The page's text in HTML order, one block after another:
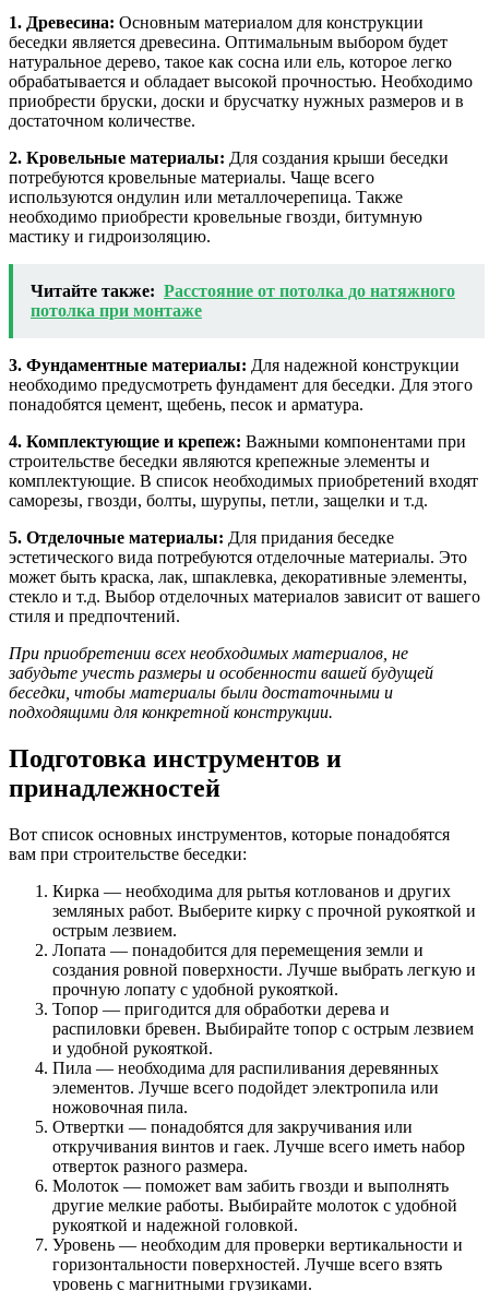
1. Древесина: Основным материалом для конструкции
беседки является древесина. Оптимальным выбором будет
натуральное дерево, такое как сосна или ель, которое легко
обрабатывается и обладает высокой прочностью. Необходимо
приобрести бруски, доски и брусчатку нужных размеров и в
достаточном количестве.
2. Кровельные материалы: Для создания крыши беседки
потребуются кровельные материалы. Чаще всего
используются ондулин или металлочерепица. Также
необходимо приобрести кровельные гвозди, битумную
мастику и гидроизоляцию.
Читайте также: Расстояние от потолка до натяжного
потолка при монтаже
3. Фундаментные материалы: Для надежной конструкции
необходимо предусмотреть фундамент для беседки. Для этого
понадобятся цемент, щебень, песок и арматура.
4. Комплектующие и крепеж: Важными компонентами при
строительстве беседки являются крепежные элементы и
комплектующие. В список необходимых приобретений входят
саморезы, гвозди, болты, шурупы, петли, защелки и т.д.
5. Отделочные материалы: Для придания беседке
эстетического вида потребуются отделочные материалы. Это
может быть краска, лак, шпаклевка, декоративные элементы,
стекло и т.д. Выбор отделочных материалов зависит от вашего
стиля и предпочтений.
При приобретении всех необходимых материалов, не
забудьте учесть размеры и особенности вашей будущей
беседки, чтобы материалы были достаточными и
подходящими для конкретной конструкции.
Подготовка инструментов и
принадлежностей
Вот список основных инструментов, которые понадобятся
вам при строительстве беседки:
Кирка — необходима для рытья котлованов и других
земляных работ. Выберите кирку с прочной рукояткой и
острым лезвием.
Лопата — понадобится для перемещения земли и
создания ровной поверхности. Лучше выбрать легкую и
прочную лопату с удобной рукояткой.
Топор — пригодится для обработки дерева и
распиловки бревен. Выбирайте топор с острым лезвием
и удобной рукояткой.
Пила — необходима для распиливания деревянных
элементов. Лучше всего подойдет электропила или
ножовочная пила.
Отвертки — понадобятся для закручивания или
откручивания винтов и гаек. Лучше всего иметь набор
отверток разного размера.
Молоток — поможет вам забить гвозди и выполнять
другие мелкие работы. Выбирайте молоток с удобной
рукояткой и надежной головкой.
Уровень — необходим для проверки вертикальности и
горизонтальности поверхностей. Лучше всего взять
уровень с магнитными грузиками.